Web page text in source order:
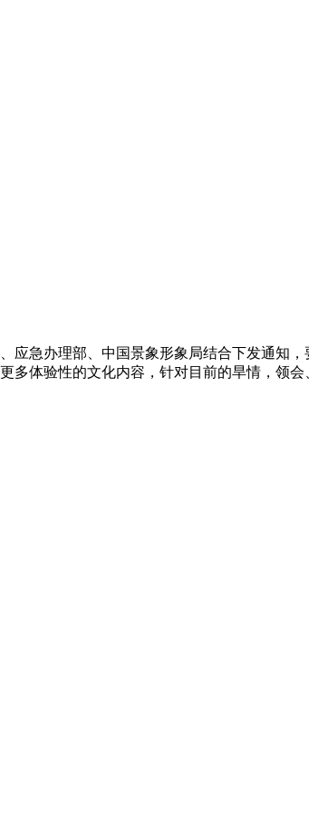
急办理部、中国景象形象局结合下发通知，
体验性的文化内容，针对目前的旱情，领